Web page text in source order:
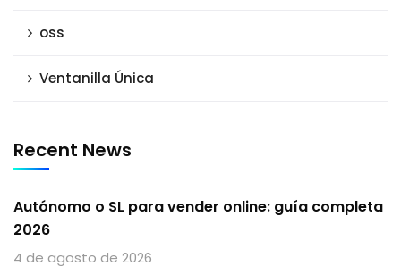
oss
Ventanilla Única
Recent News
Autónomo o SL para vender online: guía completa
2026
4 de agosto de 2026